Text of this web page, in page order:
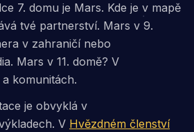
7. domu je Mars. Kde je v mapě
tvé partnerství. Mars v 9.
v zahraničí nebo
Mars v 11. domě? V
komunitách.
je obvyklá v
V Hvězdném členství